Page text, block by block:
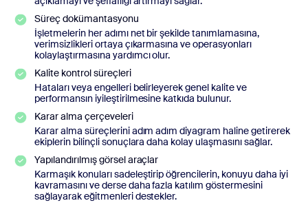
Süreç dokümantasyonu
İşletmelerin her adımı net bir şekilde tanımlamasına,
verimsizlikleri ortaya çıkarmasına ve operasyonları
kolaylaştırmasına yardımcı olur.
Kalite kontrol süreçleri
Hataları veya engelleri belirleyerek genel kalite ve
performansın iyileştirilmesine katkıda bulunur.
Karar alma çerçeveleri
Karar alma süreçlerini adım adım diyagram haline getirerek
ekiplerin bilinçli sonuçlara daha kolay ulaşmasını sağlar.
Yapılandırılmış görsel araçlar
Karmaşık konuları sadeleştirip öğrencilerin, konuyu daha iyi
kavramasını ve derse daha fazla katılım göstermesini
sağlayarak eğitmenleri destekler.